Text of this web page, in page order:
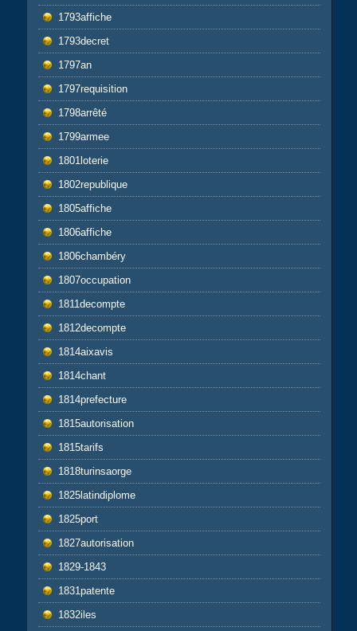
1793affiche
1793decret
1797an
1797requisition
1798arrêté
1799armee
1801loterie
1802republique
1805affiche
1806affiche
1806chambéry
1807occupation
1811decompte
1812decompte
1814aixavis
1814chant
1814prefecture
1815autorisation
1815tarifs
1818turinsaorge
1825latindiplome
1825port
1827autorisation
1829-1843
1831patente
1832iles